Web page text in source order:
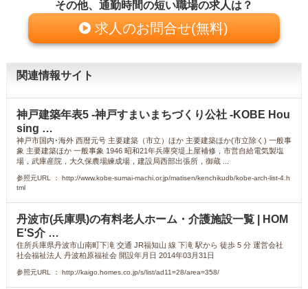
その他、通勤時間の短い職場の求人は？
求人のお問合せ(無料)
関連情報サイト
神戸建築年表5 -神戸すまいまちづくり公社 -KOBE Hou
sing …
神戸市国内･海外 西暦元号 主要建築（市立）ほか 主要建築ほか(市立除く) 一般事
象 主要建築ほか 一般事象 1946 昭和21年兵庫突堤上屋補修，市営自給電気製塩
場，武庫産院，大久保農場練成場，建設局西部出張所，御蔵 ...
参照元URL ： http://www.kobe-sumai-machi.or.jp/matisen/kenchikudb/kobe-arch-list-4.h
tml
丹波市(兵庫県)の有料老人ホーム・介護施設一覧 | HOM
E'S介 …
住所兵庫県丹波市山南町下滝 交通 JR福知山 線 下滝 駅から 徒歩 5 分 運営会社
社会福祉法人 丹波柏原福祉会 開設年月日 2014年03月31日
参照元URL ： http://kaigo.homes.co.jp/s/list/ad11=28/area=358/